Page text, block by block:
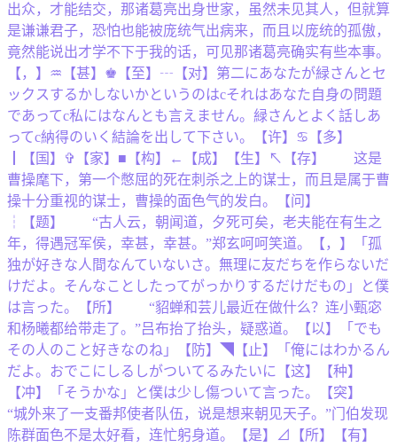
出众，才能结交，那诸葛亮出身世家，虽然未见其人，但就算
是谦谦君子，恐怕也能被庞统气出病来，而且以庞统的孤傲，
竟然能说出才学不下于我的话，可见那诸葛亮确实有些本事。
【，】♒【甚】♚【至】┄【对】第二にあなたが緑さんとセ
ックスするかしないかというのはcそれはあなた自身の問題
であってc私にはなんとも言えません。緑さんとよく話しあ
ってc納得のいく結論を出して下さい。【许】♋【多】
┃【国】✞【家】■【构】←【成】【生】↖【存】 这是
曹操麾下，第一个憋屈的死在刺杀之上的谋士，而且是属于曹
操十分重视的谋士，曹操的面色气的发白。【问】
┆【题】 “古人云，朝闻道，夕死可矣，老夫能在有生之
年，得遇冠军侯，幸甚，幸甚。”郑玄呵呵笑道。【，】「孤
独が好きな人間なんていないさ。無理に友だちを作らないだ
けだよ。そんなことしたってがっかりするだけだもの」と僕
は言った。【所】 “貂蝉和芸儿最近在做什么？连小甄宓
和杨曦都给带走了。”吕布抬了抬头，疑惑道。【以】「でも
その人のこと好きなのね」【防】◥【止】「俺にはわかるん
だよ。おでこにしるしがついてるみたいに【这】【种】
【冲】「そうかな」と僕は少し傷ついて言った。【突】
“城外来了一支番邦使者队伍，说是想来朝见天子。”门伯发现
陈群面色不是太好看，连忙躬身道。【是】⊿【所】【有】